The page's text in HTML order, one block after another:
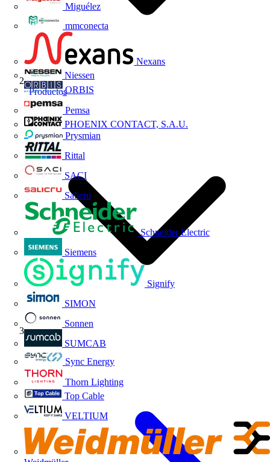
Miguélez
mmconecta
Nexans
Niessen
ORBIS
Pemsa
PHOENIX CONTACT, S.A.U.
Prysmian
Rittal
SACI
Salicru
Schneider Electric
Siemens
Signify
SIMON
Sonnen
SUMCAB
Sync Energy
Thorn Lighting
Top Cable
VELTIUM
Productos
ABB